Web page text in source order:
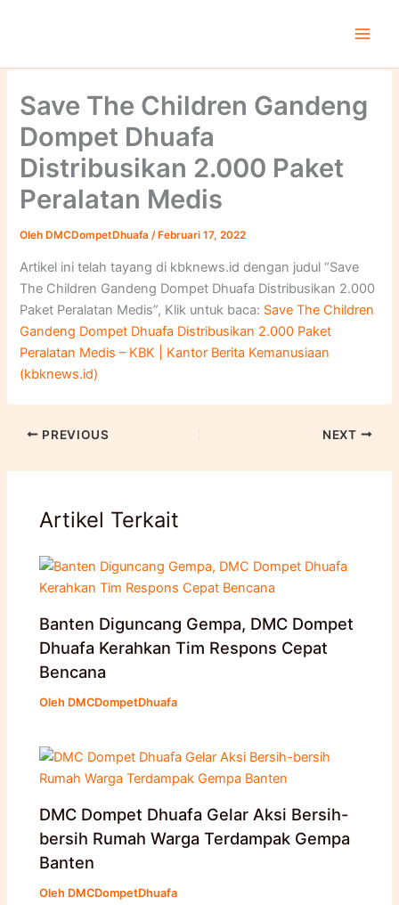
Save The Children Gandeng
Dompet Dhuafa
Distribusikan 2.000 Paket
Peralatan Medis
Oleh DMCDompetDhuafa/ Februari 17, 2022
Artikel ini telah tayang di kbknews.id dengan judul “Save
The Children Gandeng Dompet Dhuafa Distribusikan 2.000
Paket Peralatan Medis”, Klik untuk baca: Save The Children
Gandeng Dompet Dhuafa Distribusikan 2.000 Paket
Peralatan Medis – KBK | Kantor Berita Kemanusiaan
(kbknews.id)
PREVIOUS NEXT
Artikel Terkait
Banten Diguncang Gempa, DMC Dompet
Dhuafa Kerahkan Tim Respons Cepat
Bencana
Oleh DMCDompetDhuafa
DMC Dompet Dhuafa Gelar Aksi Bersih-
bersih Rumah Warga Terdampak Gempa
Banten
Oleh DMCDompetDhuafa